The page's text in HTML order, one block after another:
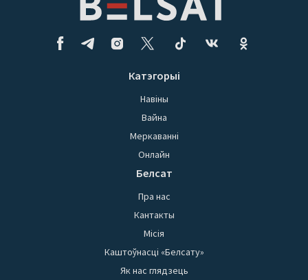
Катэгорыі
Навіны
Вайна
Меркаванні
Онлайн
Белсат
Пра нас
Кантакты
Місія
Каштоўнасці «Белсату»
Як нас глядзець